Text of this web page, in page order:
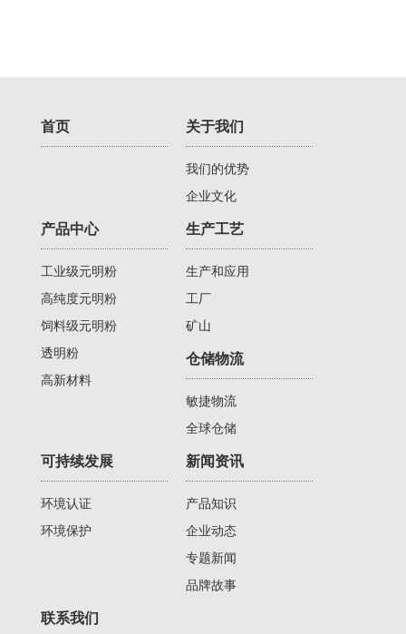
首页 关于我们
我们的优势
企业文化
产品中心
工业级元明粉
高纯度元明粉
饲料级元明粉
透明粉
高新材料
生产工艺
生产和应用
工厂
矿山
仓储物流
敏捷物流
全球仓储
可持续发展
环境认证
环境保护
新闻资讯
产品知识
企业动态
专题新闻
品牌故事
联系我们